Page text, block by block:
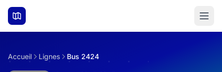
Aller au contenu principal
Accueil Lignes Bus 2424